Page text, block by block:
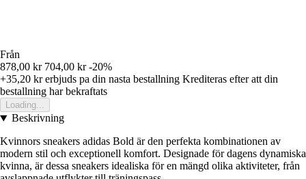
Från
878,00 kr 704,00 kr -20%
+35,20 krerbjuds pa din nasta bestallning Krediteras efter att din
bestallning har bekraftats
Loading...
Beskrivning
Kvinnors sneakers adidas Bold är den perfekta kombinationen av
modern stil och exceptionell komfort. Designade för dagens dynamiska
kvinna, är dessa sneakers idealiska för en mängd olika aktiviteter, från